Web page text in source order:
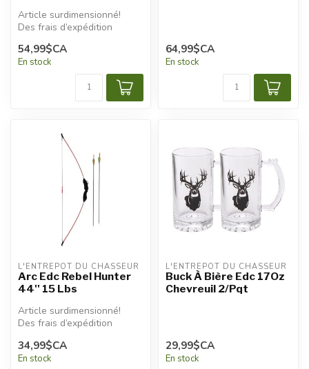
Article surdimensionné!
Des frais d’expédition
appliqués.
54,99$CA
En stock
64,99$CA
En stock
L'ENTREPÔT DU CHASSEUR
Arc Edc Rebel Hunter
44'' 15 Lbs
Article surdimensionné!
Des frais d’expédition
appliqu...
34,99$CA
En stock
L'ENTREPÔT DU CHASSEUR
Buck À Bière Edc 17Oz
Chevreuil 2/Pqt
29,99$CA
En stock